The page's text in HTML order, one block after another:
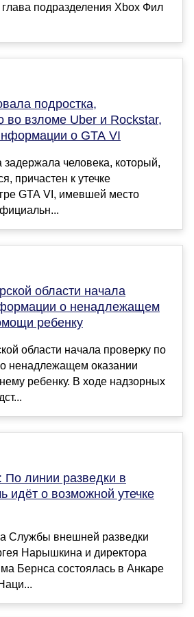
подразделения Xbox Фил
подростка,
во взломе Uber и Rockstar,
о GTA VI
человека, который,
причастен к утечке
GTA VI, имевшей место
области начала
о ненадлежащем
ребенку
области начала проверку по
оказании
ребенку. В ходе надзорных
линии разведки в
идёт о возможной утечке
Службы внешней разведки
Нарышкина и директора
Бернса состоялась в Анкаре